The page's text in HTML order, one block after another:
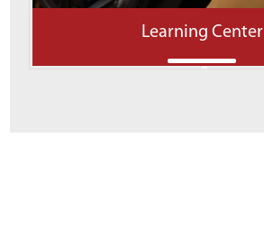
Learning Center